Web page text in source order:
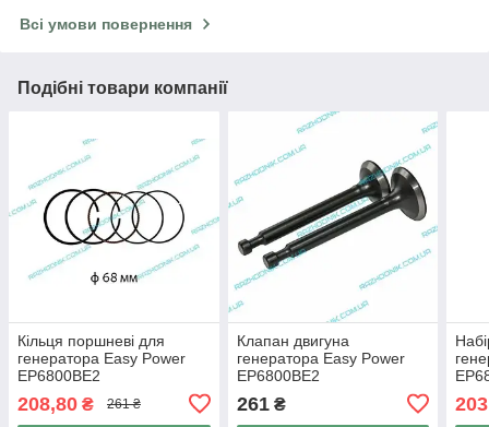
Всі умови повернення
Подібні товари компанії
Кільця поршневі для
генератора Easy Power
EP6800BE2
208,80 ₴ 261 ₴
Клапан двигуна
генератора Easy Power
EP6800BE2
261₴